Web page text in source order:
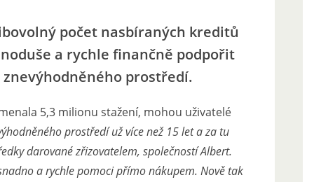
počet nasbíraných kreditů
a rychle finančně podpořit
prostředí.
5,3 milionu stažení, mohou uživatelé
prostředí už více než 15 let a za tu
darované zřizovatelem, společností Albert.
a rychle pomoci přímo nákupem. Nově tak